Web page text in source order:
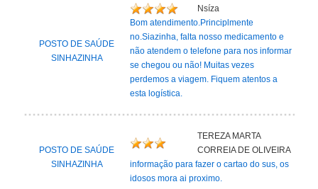
POSTO DE SAÚDE
SINHAZINHA
Nsíza
Bom atendimento.Principlmente
no.Siazinha, falta nosso medicamento e
não atendem o telefone para nos informar
se chegou ou não! Muitas vezes
perdemos a viagem. Fiquem atentos a
esta logística.
POSTO DE SAÚDE
SINHAZINHA
TEREZA MARTA
CORREIA DE OLIVEIRA
informação para fazer o cartao do sus, os
idosos mora ai proximo.